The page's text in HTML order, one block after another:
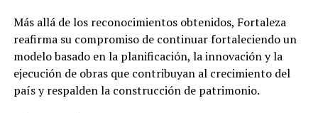
Más allá de los reconocimientos obtenidos, Fortaleza
reafirma su compromiso de continuar fortaleciendo un
modelo basado en la planificación, la innovación y la
ejecución de obras que contribuyan al crecimiento del
país y respalden la construcción de patrimonio.